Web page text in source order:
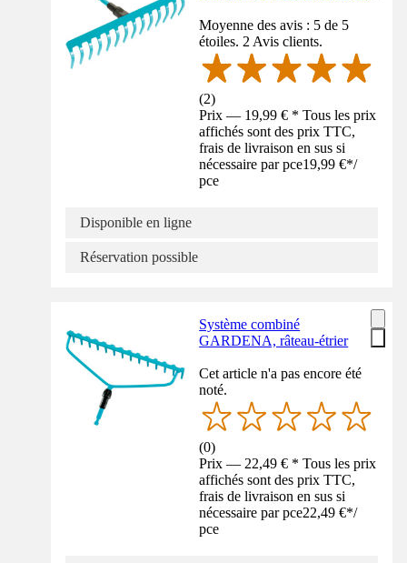
Moyenne des avis : 5 de 5
étoiles. 2 Avis clients.
(2)
Prix — 19,99 € * Tous les prix
affichés sont des prix TTC,
frais de livraison en sus si
nécessaire par pce19,99 €*/
pce
Disponible en ligne
Réservation possible
Système combiné
GARDENA, râteau-étrier
Cet article n'a pas encore été
noté.
(0)
Prix — 22,49 € * Tous les prix
affichés sont des prix TTC,
frais de livraison en sus si
nécessaire par pce22,49 €*/
pce